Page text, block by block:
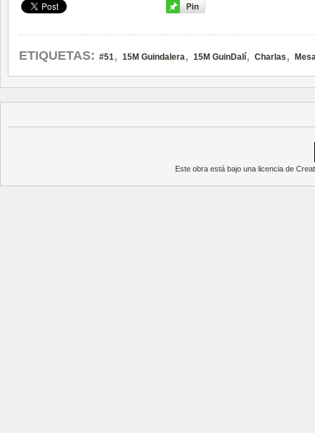
ETIQUETAS: #51, 15M Guindalera, 15M GuinDalí, Charlas ,
Este obra está bajo unalicencia de